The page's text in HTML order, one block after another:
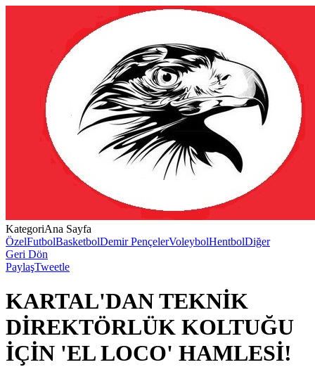
KategoriAna Sayfa
ÖzelFutbolBasketbolDemir PençelerVoleybolHentbolDiğer
Geri Dön
PaylaşTweetle
KARTAL'DAN TEKNİK
DİREKTÖRLÜK KOLTUĞU
İÇİN 'EL LOCO' HAMLESİ!